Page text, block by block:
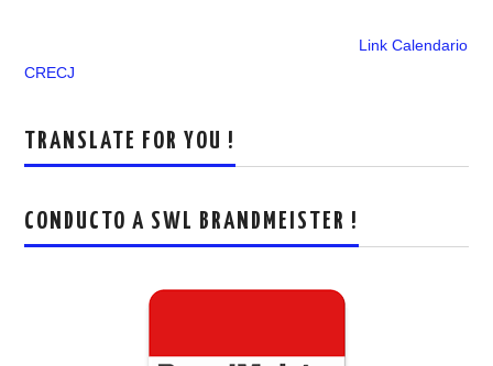
Link Calendario
CRECJ
TRANSLATE FOR YOU !
CONDUCTO A SWL BRANDMEISTER !